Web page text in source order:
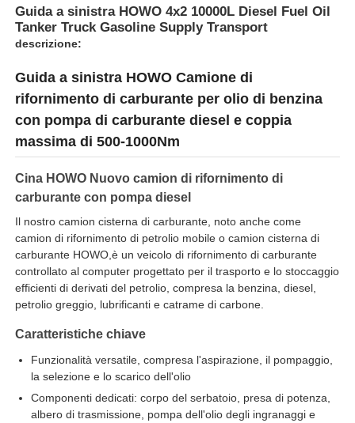
Autocisterna per olio combustibile
contenitore del carro armato di iso
Camionetto per la pulizia degli impianti igienici
Furgone refrigerato
Camioneria della spazzatura a braccio gancio
Ricambi per veicoli speciali
Sanità Triciclo elettrico
Camion merci
Guida a sinistra HOWO 4x2 10000L Diesel Fuel Oil
Tanker Truck Gasoline Supply Transport
descrizione:
Guida a sinistra HOWO Camione di
rifornimento di carburante per olio di benzina
con pompa di carburante diesel e coppia
massima di 500-1000Nm
Cina HOWO Nuovo camion di rifornimento di
carburante con pompa diesel
Il nostro camion cisterna di carburante, noto anche come
camion di rifornimento di petrolio mobile o camion cisterna di
carburante HOWO,è un veicolo di rifornimento di carburante
controllato al computer progettato per il trasporto e lo stoccaggio
efficienti di derivati del petrolio, compresa la benzina, diesel,
petrolio greggio, lubrificanti e catrame di carbone.
Caratteristiche chiave
Funzionalità versatile, compresa l'aspirazione, il pompaggio,
la selezione e lo scarico dell'olio
Componenti dedicati: corpo del serbatoio, presa di potenza,
albero di trasmissione, pompa dell'olio degli ingranaggi e